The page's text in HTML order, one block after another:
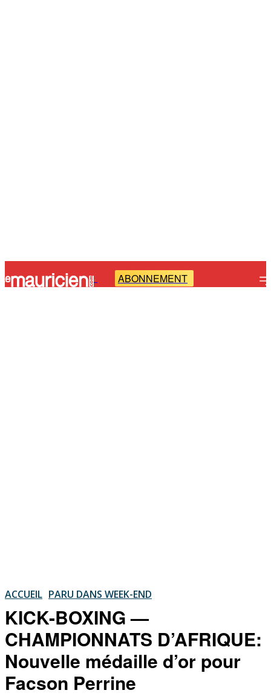
- ABONNEMENT
ACCUEIL PARU DANS WEEK-END
KICK-BOXING —
CHAMPIONNATS D’AFRIQUE:
Nouvelle médaille d’or pour
Facson Perrine